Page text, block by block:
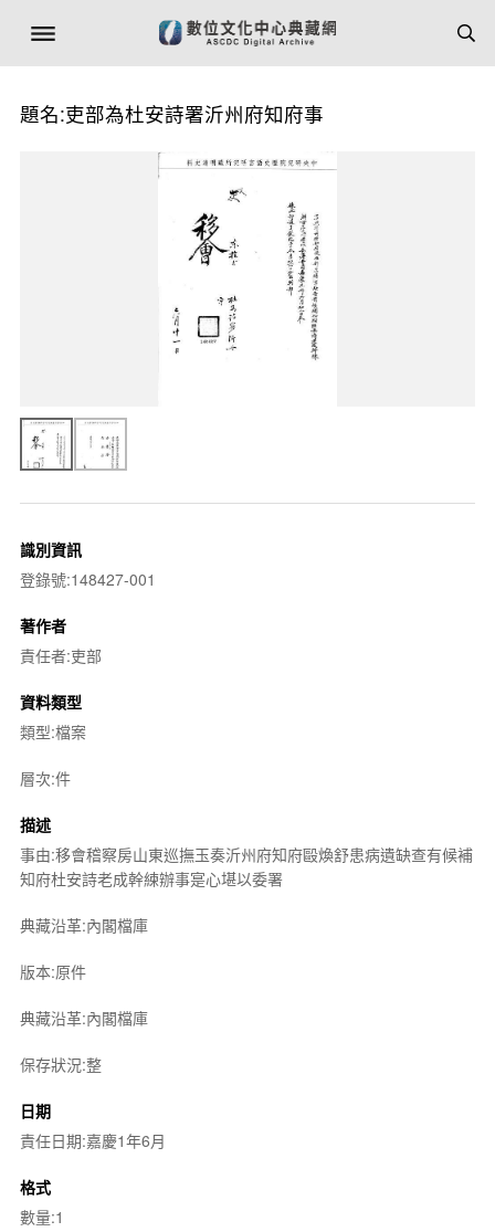
題名:吏部為杜安詩署沂州府知府事
識別資訊
登錄號:148427-001
著作者
責任者:吏部
資料類型
類型:檔案
層次:件
描述
事由:移會稽察房山東巡撫玉奏沂州府知府毆煥舒患病遺缺查有候補
知府杜安詩老成幹練辦事寔心堪以委署
典藏沿革:內閣檔庫
版本:原件
典藏沿革:內閣檔庫
保存狀況:整
日期
責任日期:嘉慶1年6月
格式
數量:1